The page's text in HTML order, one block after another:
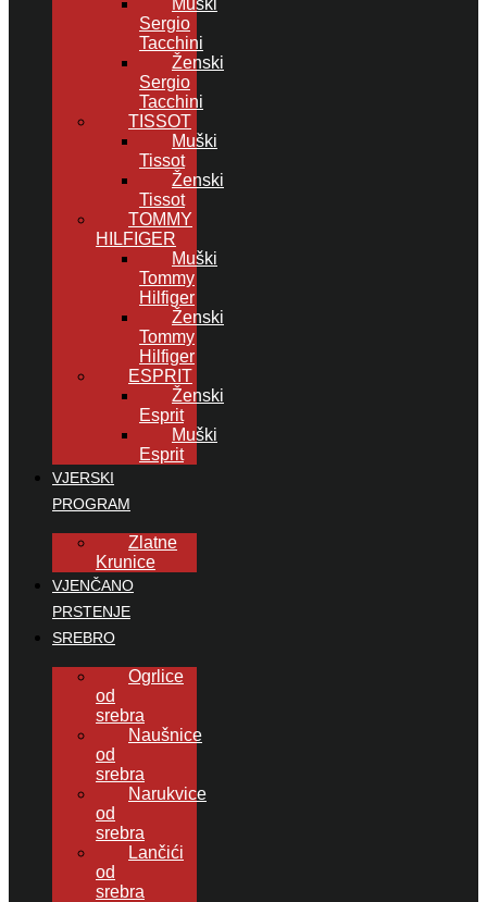
Muški
Sergio
Tacchini
Ženski
Sergio
Tacchini
TISSOT
Muški
Tissot
Ženski
Tissot
TOMMY
HILFIGER
Muški
Tommy
Hilfiger
Ženski
Tommy
Hilfiger
ESPRIT
Ženski
Esprit
Muški
Esprit
VJERSKI
PROGRAM
Zlatne
Krunice
VJENČANO
PRSTENJE
SREBRO
Ogrlice
od
srebra
Naušnice
od
srebra
Narukvice
od
srebra
Lančići
od
srebra